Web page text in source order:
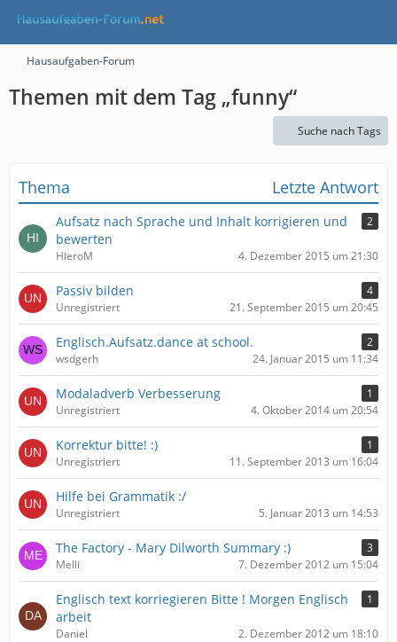
Hausaufgaben-Forum
Themen mit dem Tag „funny“
Suche nach Tags
Thema Letzte Antwort
Aufsatz nach Sprache und Inhalt korrigieren und
bewerten
2
HieroM 4. Dezember 2015 um 21:30
Passiv bilden
4
Unregistriert
21. September 2015 um 20:45
Englisch.Aufsatz.dance at school.
2
wsdgerh
24. Januar 2015 um 11:34
Modaladverb Verbesserung
1
Unregistriert
4. Oktober 2014 um 20:54
Korrektur bitte! :)
1
Unregistriert
11. September 2013 um 16:04
Hilfe bei Grammatik :/
Unregistriert 5. Januar 2013 um 14:53
The Factory - Mary Dilworth Summary :)
3
Melli
7. Dezember 2012 um 15:04
Englisch text korriegieren Bitte ! Morgen Englisch
arbeit
1
Daniel 2. Dezember 2012 um 18:10